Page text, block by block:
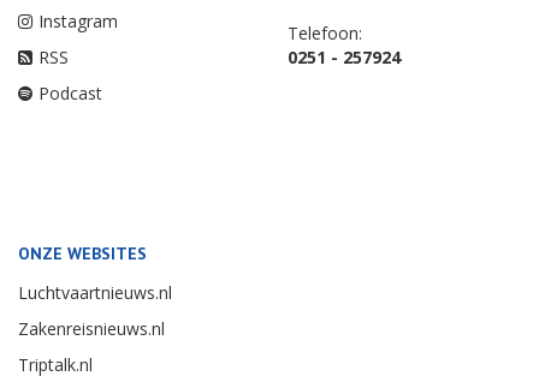
Instagram
RSS
Podcast
Telefoon:
0251 - 257924
ONZE WEBSITES
Luchtvaartnieuws.nl
Zakenreisnieuws.nl
Triptalk.nl